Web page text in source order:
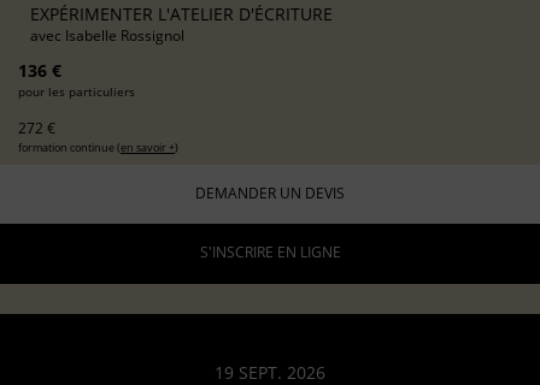
EXPÉRIMENTER L'ATELIER D'ÉCRITURE
avec Isabelle Rossignol
136 €
pour les particuliers
272 €
formation continue (en savoir +)
DEMANDER UN DEVIS
S'INSCRIRE EN LIGNE
19 SEPT. 2026